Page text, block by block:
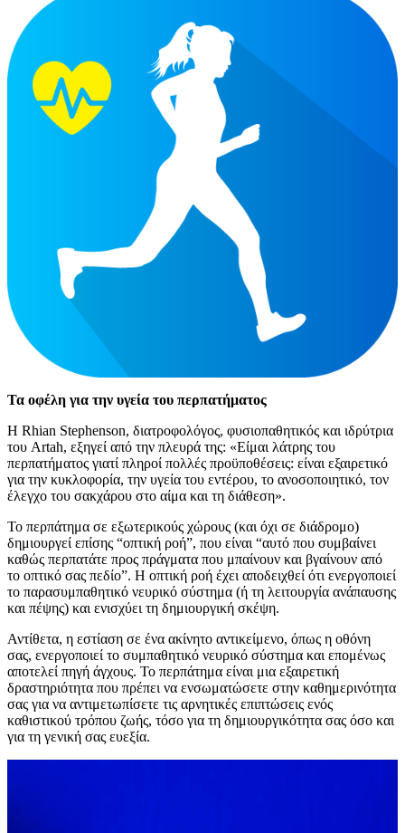
Τα οφέλη για την υγεία του περπατήματος
Η Rhian Stephenson, διατροφολόγος, φυσιοπαθητικός και ιδρύτρια
του Artah, εξηγεί από την πλευρά της: «Είμαι λάτρης του
περπατήματος γιατί πληροί πολλές προϋποθέσεις: είναι εξαιρετικό
για την κυκλοφορία, την υγεία του εντέρου, το ανοσοποιητικό, τον
έλεγχο του σακχάρου στο αίμα και τη διάθεση».
Το περπάτημα σε εξωτερικούς χώρους (και όχι σε διάδρομο)
δημιουργεί επίσης “οπτική ροή”, που είναι “αυτό που συμβαίνει
καθώς περπατάτε προς πράγματα που μπαίνουν και βγαίνουν από
το οπτικό σας πεδίο”. Η οπτική ροή έχει αποδειχθεί ότι ενεργοποιεί
το παρασυμπαθητικό νευρικό σύστημα (ή τη λειτουργία ανάπαυσης
και πέψης) και ενισχύει τη δημιουργική σκέψη.
Αντίθετα, η εστίαση σε ένα ακίνητο αντικείμενο, όπως η οθόνη
σας, ενεργοποιεί το συμπαθητικό νευρικό σύστημα και επομένως
αποτελεί πηγή άγχους. Το περπάτημα είναι μια εξαιρετική
δραστηριότητα που πρέπει να ενσωματώσετε στην καθημερινότητα
σας για να αντιμετωπίσετε τις αρνητικές επιπτώσεις ενός
καθιστικού τρόπου ζωής, τόσο για τη δημιουργικότητα σας όσο και
για τη γενική σας ευεξία.